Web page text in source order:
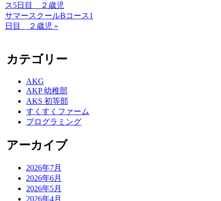
ス5日目 ２歳児
サマースクールBコース1
日目 ２歳児 »
カテゴリー
AKG
AKP 幼稚部
AKS 初等部
すくすくファーム
プログラミング
アーカイブ
2026年7月
2026年6月
2026年5月
2026年4月